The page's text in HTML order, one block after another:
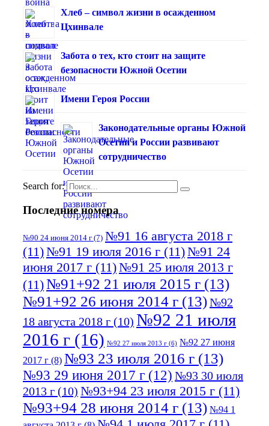
Хлеб – символ жизни в осажденном
Цхинвале
Забота о тех, кто стоит на защите
безопасности Южной Осетии
Имени Героя России
Законодательные органы Южной
Осетии и России развивают
сотрудничество
Search for:
Последние номера
№90 24 июня 2014 г (7) №91 16 августа 2018 г
(11)№91 19 июля 2016 г (11)№91 24
июня 2017 г (11)№91 25 июля 2013 г
(11)№91+92 21 июля 2015 г (13)
№91+92 26 июня 2014 г (13)№92
18 августа 2018 г (10) №92 21 июля
2016 г (16) №92 27 июля 2013 г (6) №92 27 июня
2017 г (8) №93 23 июля 2016 г (13)
№93 29 июня 2017 г (12) №93 30 июля
2013 г (10) №93+94 23 июля 2015 г (11)
№93+94 28 июня 2014 г (13) №94 1